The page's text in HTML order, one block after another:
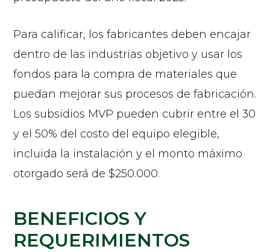
Para calificar, los fabricantes deben encajar
dentro de las industrias objetivo y usar los
fondos para la compra de materiales que
puedan mejorar sus procesos de fabricación.
Los subsidios MVP pueden cubrir entre el 30
y el 50% del costo del equipo elegible,
incluida la instalación y el monto máximo
otorgado será de $250.000.
BENEFICIOS Y
REQUERIMIENTOS